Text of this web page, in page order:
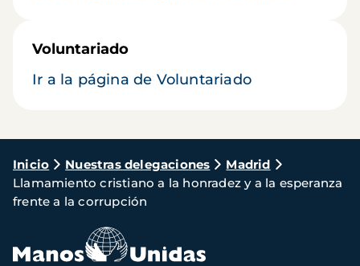
Voluntariado
Ir a la página de Voluntariado
Ruta
de
navegación
Inicio Nuestras delegaciones
Madrid
Llamamiento cristiano a la honradez y a la esperanza
frente a la corrupción